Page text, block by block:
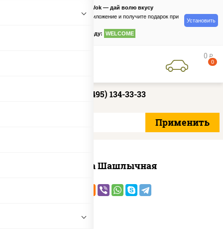
PizzaSushiWok — дай волю вкусу
Скачайте приложение и получите подарок при
по промокоду: WELCOME
Установить
0 руб
0
+7 (495) 134-33-33
Пицца Шашлычная